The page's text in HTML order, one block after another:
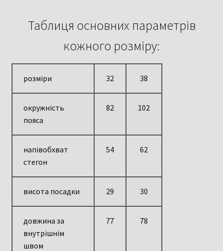
Таблиця основних параметрів
кожного розміру:
розміри 32 38
окружність
пояса
82 102
напівобхват
стегон
54 62
висота посадки 29 30
довжина за
внутрішнім
швом
77 78